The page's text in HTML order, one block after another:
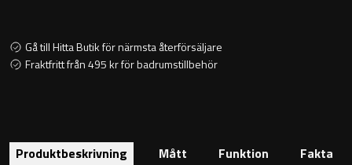
Vägghängd toalettstol
Gå till Hitta Butik för närmsta återförsäljare
Fraktfritt från 495 kr för badrumstillbehör
Produktbeskrivning Mått Funktion Fakta